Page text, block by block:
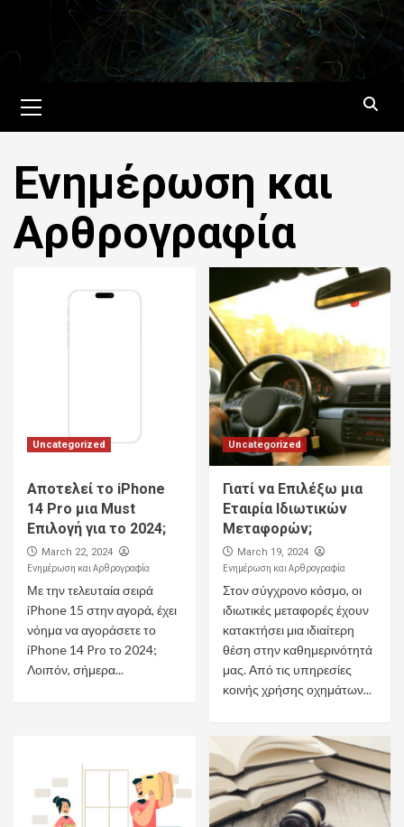
content
Menu
Ενημέρωση και
Αρθρογραφία
Uncategorized
Αποτελεί το iPhone
14 Pro μια Must
Επιλογή για το 2024;
March 22, 2024
Ενημέρωση και Αρθρογραφία
Με την τελευταία σειρά
iPhone 15 στην αγορά, έχει
νόημα να αγοράσετε το
iPhone 14 Pro το 2024;
Λοιπόν, σήμερα...
Uncategorized
Γιατί να Επιλέξω μια
Εταιρία Ιδιωτικών
Μεταφορών;
March 19, 2024
Ενημέρωση και Αρθρογραφία
Στον σύγχρονο κόσμο, οι
ιδιωτικές μεταφορές έχουν
κατακτήσει μια ιδιαίτερη
θέση στην καθημερινότητά
μας. Από τις υπηρεσίες
κοινής χρήσης οχημάτων...